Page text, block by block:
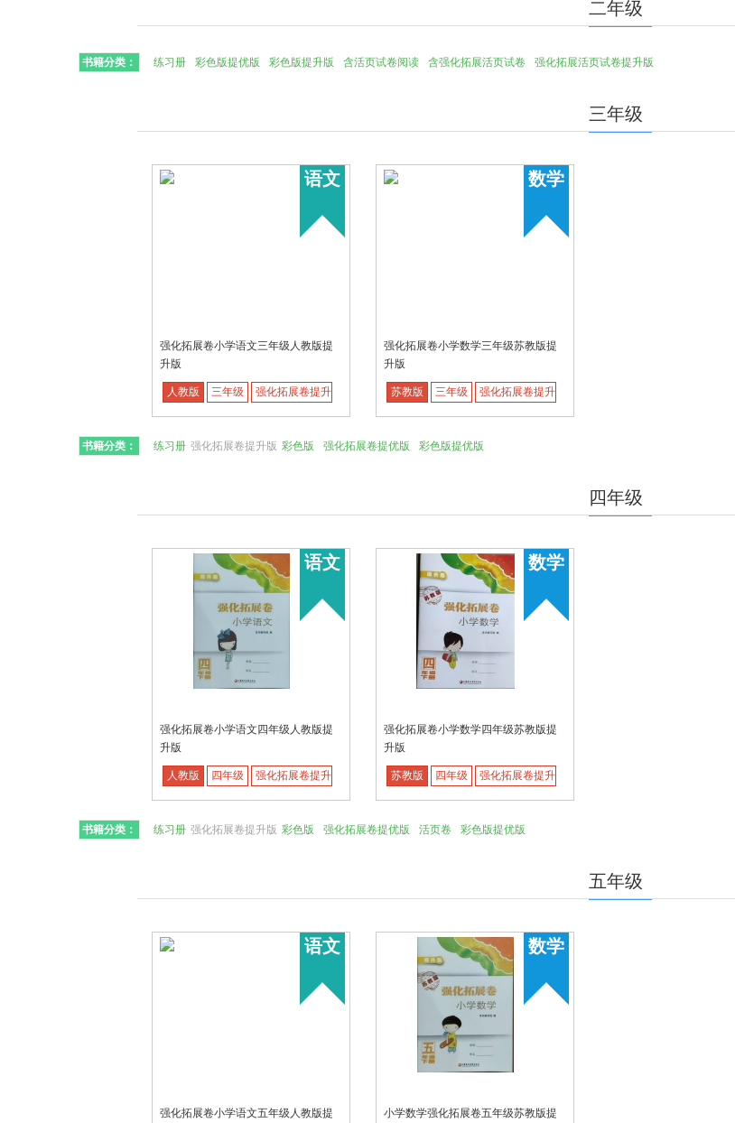
二年级
书籍分类： 练习册 彩色版提优版 彩色版提升版 含活页试卷阅读 含强化拓展活页试卷 强化拓展活页试卷提升版
三年级
语文
强化拓展卷小学语文三年级人教版提
升版
人教版 三年级 强化拓展卷提升版
数学
强化拓展卷小学数学三年级苏教版提
升版
苏教版 三年级 强化拓展卷提升版
书籍分类： 练习册 强化拓展卷提升版 彩色版 强化拓展卷提优版 彩色版提优版
四年级
语文
强化拓展卷小学语文四年级人教版提
升版
人教版 四年级 强化拓展卷提升版
数学
强化拓展卷小学数学四年级苏教版提
升版
苏教版 四年级 强化拓展卷提升版
书籍分类： 练习册 强化拓展卷提升版 彩色版 强化拓展卷提优版 活页卷 彩色版提优版
五年级
语文
强化拓展卷小学语文五年级人教版提
数学
小学数学强化拓展卷五年级苏教版提